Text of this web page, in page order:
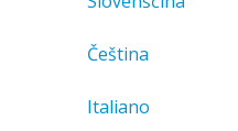
Čeština
Italiano